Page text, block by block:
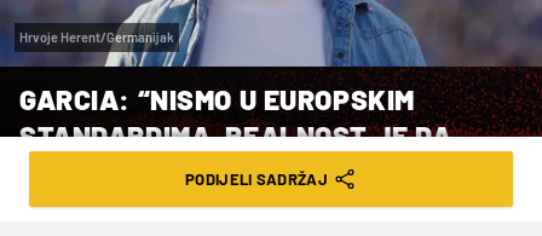
Hrvoje Herent/Germanijak
GARCIA: “NISMO U EUROPSKIM
STANDARDIMA. REALNOST JE DA
NISMO DOBILI NIJEDAN DERBI“
PODIJELI SADRŽAJ